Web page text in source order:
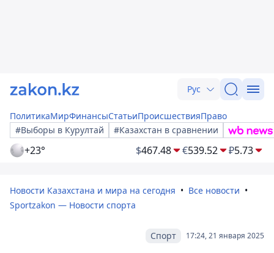
Рус
ПолитикаМирФинансыСтатьиПроисшествияПраво
#Выборы в Курултай
#Казахстан в сравнении
+23° $467.48 €539.52 ₽5.73
Новости Казахстана и мира на сегодня
Все новости
Sportzakon — Новости спорта
17:24, 21 января 2025
Спорт